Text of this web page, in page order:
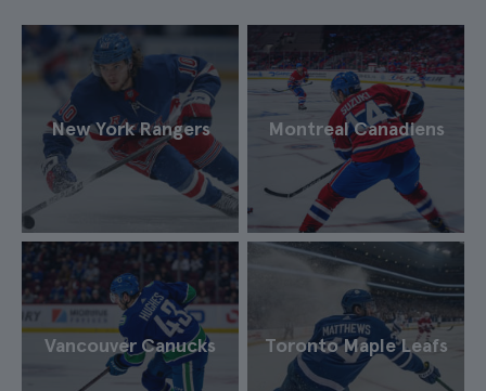
New York Rangers Montreal Canadiens
Vancouver Canucks Toronto Maple Leafs